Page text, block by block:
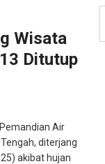
Wisata
Ditutup
Air
diterjang
akibat hujan